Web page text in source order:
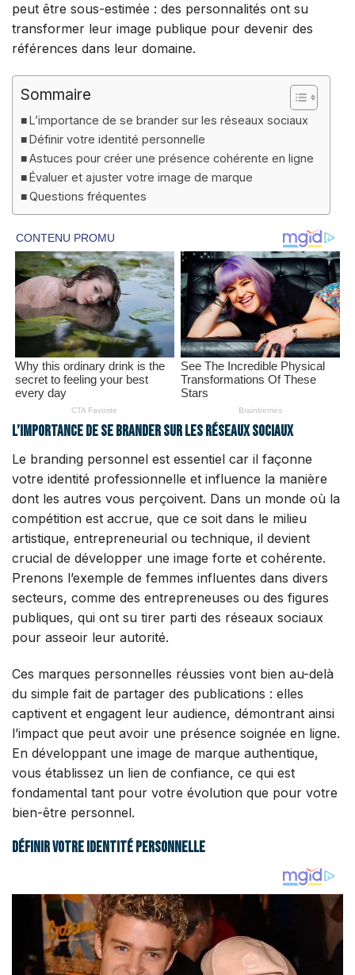
peut être sous-estimée : des personnalités ont su
transformer leur image publique pour devenir des
références dans leur domaine.
Sommaire
L’importance de se brander sur les réseaux sociaux
Définir votre identité personnelle
Astuces pour créer une présence cohérente en ligne
Évaluer et ajuster votre image de marque
Questions fréquentes
L’importance de se brander sur les réseaux sociaux
Le branding personnel est essentiel car il façonne
votre identité professionnelle et influence la manière
dont les autres vous perçoivent. Dans un monde où la
compétition est accrue, que ce soit dans le milieu
artistique, entrepreneurial ou technique, il devient
crucial de développer une image forte et cohérente.
Prenons l’exemple de femmes influentes dans divers
secteurs, comme des entrepreneuses ou des figures
publiques, qui ont su tirer parti des réseaux sociaux
pour asseoir leur autorité.
Ces marques personnelles réussies vont bien au-delà
du simple fait de partager des publications : elles
captivent et engagent leur audience, démontrant ainsi
l’impact que peut avoir une présence soignée en ligne.
En développant une image de marque authentique,
vous établissez un lien de confiance, ce qui est
fondamental tant pour votre évolution que pour votre
bien-être personnel.
Définir votre identité personnelle